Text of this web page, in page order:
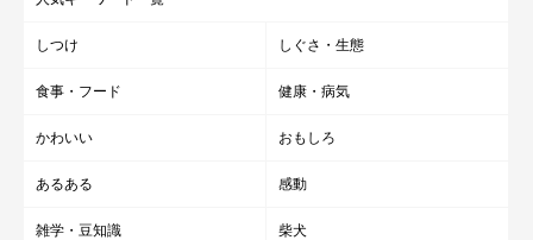
しつけ しぐさ・生態
食事・フード 健康・病気
かわいい おもしろ
あるある 感動
雑学・豆知識 柴犬